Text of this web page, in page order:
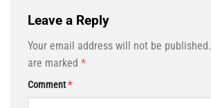
Leave a Reply
Your email address will not be published.
are marked *
Comment*